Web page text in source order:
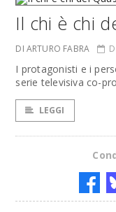
Il chi è chi
DI ARTURO FABRA
I protagonisti e i
serie televisiva co-
LEGGI